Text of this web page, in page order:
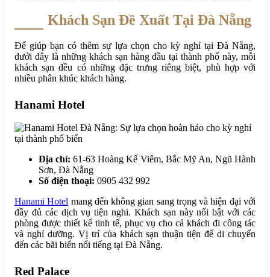
Khách Sạn Đề Xuất Tại Đà Nẵng
Để giúp bạn có thêm sự lựa chọn cho kỳ nghỉ tại Đà Nẵng,
dưới đây là những khách sạn hàng đầu tại thành phố này, mỗi
khách sạn đều có những đặc trưng riêng biệt, phù hợp với
nhiều phân khúc khách hàng.
Hanami Hotel
Địa chỉ: 61-63 Hoàng Kế Viêm, Bắc Mỹ An, Ngũ Hành
Sơn, Đà Nẵng
Số điện thoại: 0905 432 992
Hanami Hotel mang đến không gian sang trọng và hiện đại với
đầy đủ các dịch vụ tiện nghi. Khách sạn này nổi bật với các
phòng được thiết kế tinh tế, phục vụ cho cả khách đi công tác
và nghỉ dưỡng. Vị trí của khách sạn thuận tiện để di chuyển
đến các bãi biển nổi tiếng tại Đà Nẵng.
Red Palace